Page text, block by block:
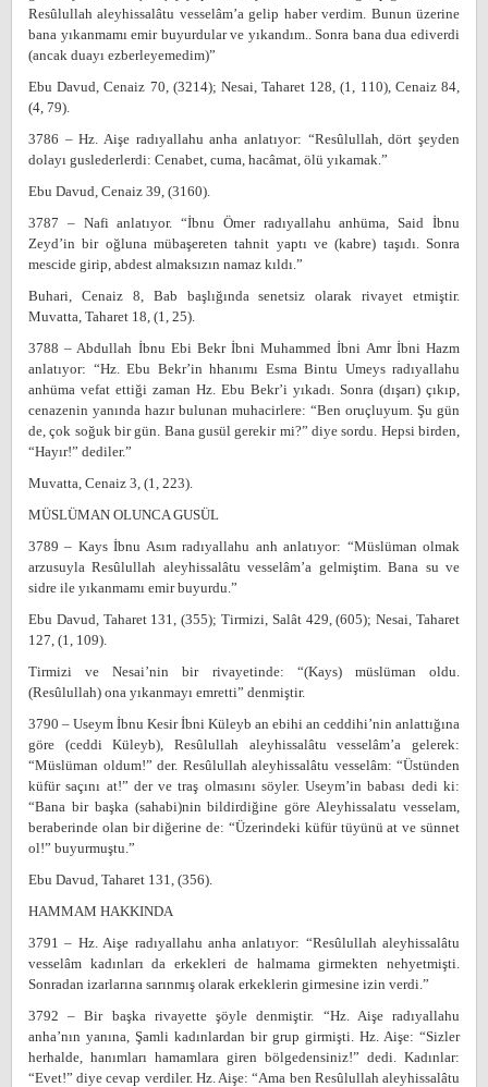
Resûlullah aleyhissalâtu vesselâm’a gelip haber verdim. Bunun üzerine
bana yıkanmamı emir buyurdular ve yıkandım.. Sonra bana dua ediverdi
(ancak duayı ezberleyemedim)”
Ebu Davud, Cenaiz 70, (3214); Nesai, Taharet 128, (1, 110), Cenaiz 84,
(4, 79).
3786 – Hz. Aişe radıyallahu anha anlatıyor: “Resûlullah, dört şeyden
dolayı guslederlerdi: Cenabet, cuma, hacâmat, ölü yıkamak.”
Ebu Davud, Cenaiz 39, (3160).
3787 – Nafi anlatıyor. “İbnu Ömer radıyallahu anhüma, Said İbnu
Zeyd’in bir oğluna mübaşereten tahnit yaptı ve (kabre) taşıdı. Sonra
mescide girip, abdest almaksızın namaz kıldı.”
Buhari, Cenaiz 8, Bab başlığında senetsiz olarak rivayet etmiştir.
Muvatta, Taharet 18, (1, 25).
3788 – Abdullah İbnu Ebi Bekr İbni Muhammed İbni Amr İbni Hazm
anlatıyor: “Hz. Ebu Bekr’in hhanımı Esma Bintu Umeys radıyallahu
anhüma vefat ettiği zaman Hz. Ebu Bekr’i yıkadı. Sonra (dışarı) çıkıp,
cenazenin yanında hazır bulunan muhacirlere: “Ben oruçluyum. Şu gün
de, çok soğuk bir gün. Bana gusül gerekir mi?” diye sordu. Hepsi birden,
“Hayır!” dediler.”
Muvatta, Cenaiz 3, (1, 223).
MÜSLÜMAN OLUNCA GUSÜL
3789 – Kays İbnu Asım radıyallahu anh anlatıyor: “Müslüman olmak
arzusuyla Resûlullah aleyhissalâtu vesselâm’a gelmiştim. Bana su ve
sidre ile yıkanmamı emir buyurdu.”
Ebu Davud, Taharet 131, (355); Tirmizi, Salât 429, (605); Nesai, Taharet
127, (1, 109).
Tirmizi ve Nesai’nin bir rivayetinde: “(Kays) müslüman oldu.
(Resûlullah) ona yıkanmayı emretti” denmiştir.
3790 – Useym İbnu Kesir İbni Küleyb an ebihi an ceddihi’nin anlattığına
göre (ceddi Küleyb), Resûlullah aleyhissalâtu vesselâm’a gelerek:
“Müslüman oldum!” der. Resûlullah aleyhissalâtu vesselâm: “Üstünden
küfür saçını at!” der ve traş olmasını söyler. Useym’in babası dedi ki:
“Bana bir başka (sahabi)nin bildirdiğine göre Aleyhissalatu vesselam,
beraberinde olan bir diğerine de: “Üzerindeki küfür tüyünü at ve sünnet
ol!” buyurmuştu.”
Ebu Davud, Taharet 131, (356).
HAMMAM HAKKINDA
3791 – Hz. Aişe radıyallahu anha anlatıyor: “Resûlullah aleyhissalâtu
vesselâm kadınları da erkekleri de halmama girmekten nehyetmişti.
Sonradan izarlarına sarınmış olarak erkeklerin girmesine izin verdi.”
3792 – Bir başka rivayette şöyle denmiştir. “Hz. Aişe radıyallahu
anha’nın yanına, Şamli kadınlardan bir grup girmişti. Hz. Aişe: “Sizler
herhalde, hanımları hamamlara giren bölgedensiniz!” dedi. Kadınlar:
“Evet!” diye cevap verdiler. Hz. Aişe: “Ama ben Resûlullah aleyhissalâtu